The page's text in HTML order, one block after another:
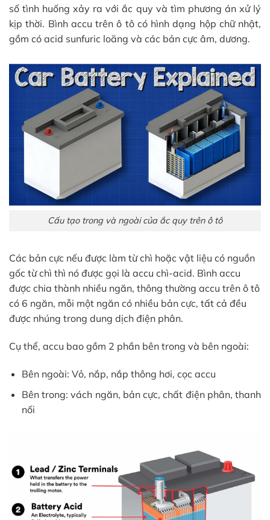
số tình huống xảy ra với ắc quy và tìm phương án xử lý
kịp thời. Bình accu trên ô tô có hình dạng hộp chữ nhật,
gồm có acid sunfuric loãng và các bản cực âm, dương.
Cấu tạo trong và ngoài của ắc quy trên ô tô
Các bản cực nếu được làm từ chì hoặc vật liệu có nguồn
gốc từ chì thì nó được gọi là accu chì-acid. Bình accu
được chia thành nhiều ngăn, thông thường accu trên ô tô
có 6 ngăn, mỗi một ngăn có nhiều bản cực, tất cả đều
được nhúng trong dung dịch điện phân.
Cụ thể, accu bao gồm 2 phần bên trong và bên ngoài:
Bên ngoài: Vỏ, nắp, nắp thông hơi, cọc accu
Bên trong: vách ngăn, bản cực, chất điện phân, thanh
nối